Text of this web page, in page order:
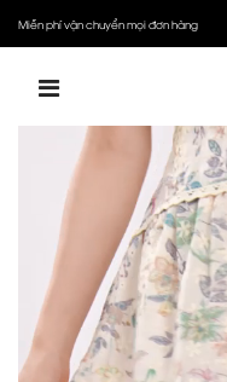
Miễn phí vận chuyển mọi đơn hàng